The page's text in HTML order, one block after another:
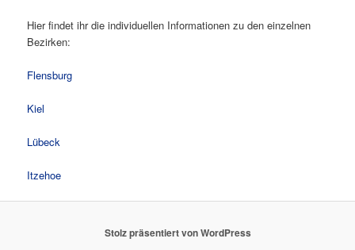
Hier findet ihr die individuellen Informationen zu den einzelnen
Bezirken:
Flensburg
Kiel
Lübeck
Itzehoe
Stolz präsentiert von WordPress